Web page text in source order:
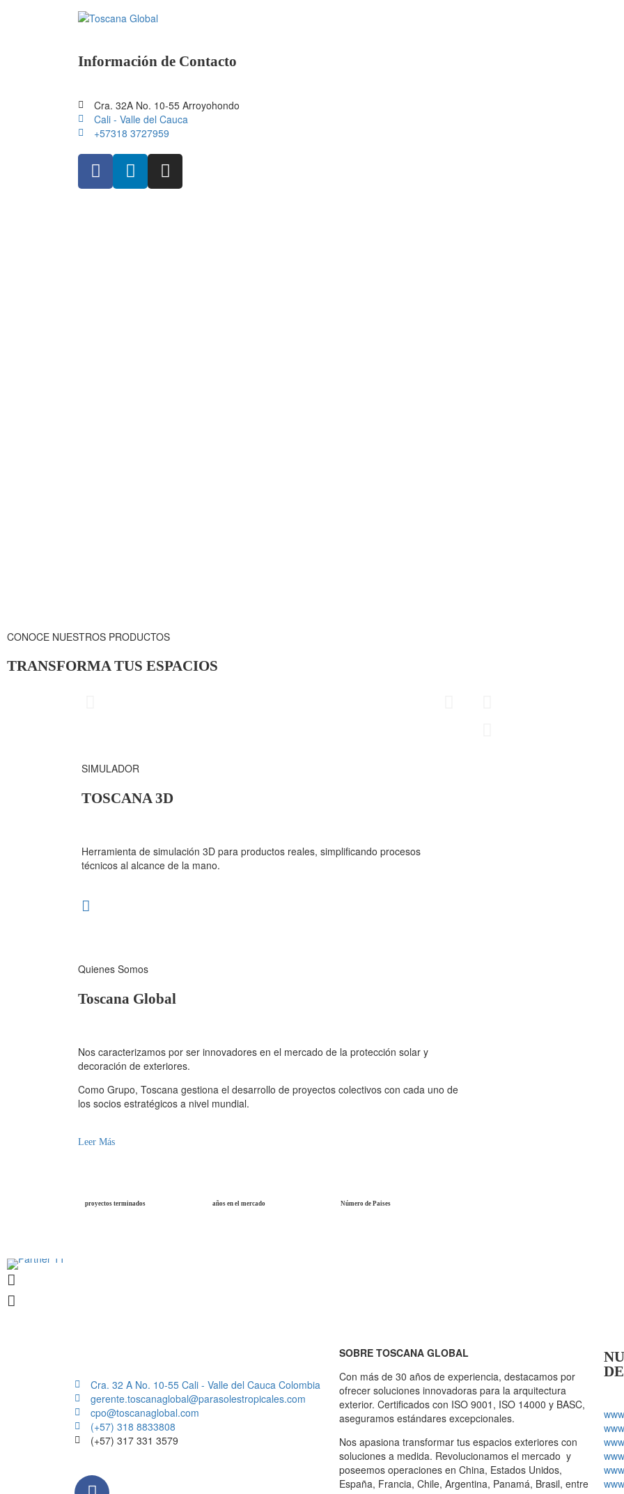
Información de Contacto
Cra. 32A No. 10-55 Arroyohondo
Cali - Valle del Cauca
+57318 3727959
CONOCE NUESTROS PRODUCTOS
TRANSFORMA TUS ESPACIOS
SIMULADOR
TOSCANA 3D
Herramienta de simulación 3D para productos reales, simplificando procesos
técnicos al alcance de la mano.
Quienes Somos
Toscana Global
Nos caracterizamos por ser innovadores en el mercado de la protección solar y
decoración de exteriores.
Como Grupo, Toscana gestiona el desarrollo de proyectos colectivos con cada uno de
los socios estratégicos a nivel mundial.
Leer Más
proyectos terminados años en el mercado Número de Paises
Cra. 32 A No. 10-55 Cali - Valle del Cauca Colombia
gerente.toscanaglobal@parasolestropicales.com
cpo@toscanaglobal.com
(+57) 318 8833808
(+57) 317 331 3579
SOBRE TOSCANA GLOBAL
Con más de 30 años de experiencia, destacamos por
ofrecer soluciones innovadoras para la arquitectura
exterior. Certificados con ISO 9001, ISO 14000 y BASC,
aseguramos estándares excepcionales.
Nos apasiona transformar tus espacios exteriores con
soluciones a medida. Revolucionamos el mercado y
poseemos operaciones en China, Estados Unidos,
España, Francia, Chile, Argentina, Panamá, Brasil, entre